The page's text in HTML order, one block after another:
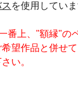
を使用していま
番上、"額縁"の
望作品と併せ
い。